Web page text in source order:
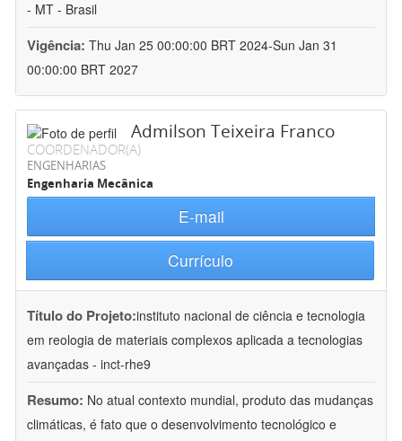
- MT - Brasil
Vigência: Thu Jan 25 00:00:00 BRT 2024-Sun Jan 31
00:00:00 BRT 2027
Admilson Teixeira Franco
COORDENADOR(A)
ENGENHARIAS
Engenharia Mecânica
E-mail
Currículo
Título do Projeto:instituto nacional de ciência e tecnologia
em reologia de materiais complexos aplicada a tecnologias
avançadas - inct-rhe9
Resumo: No atual contexto mundial, produto das mudanças
climáticas, é fato que o desenvolvimento tecnológico e